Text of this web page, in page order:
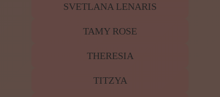
SVETLANA LENARIS
TAMY ROSE
THERESIA
TITZYA